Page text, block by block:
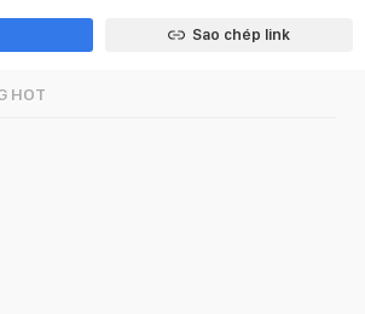
Sao chép link
HOT